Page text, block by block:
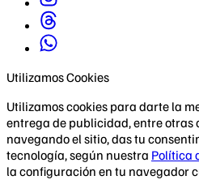
Utilizamos Cookies
Utilizamos cookies para darte la
entrega de publicidad, entre otras
navegando el sitio, das tu
tecnología, según nuestra Política
la configuración en tu navegador